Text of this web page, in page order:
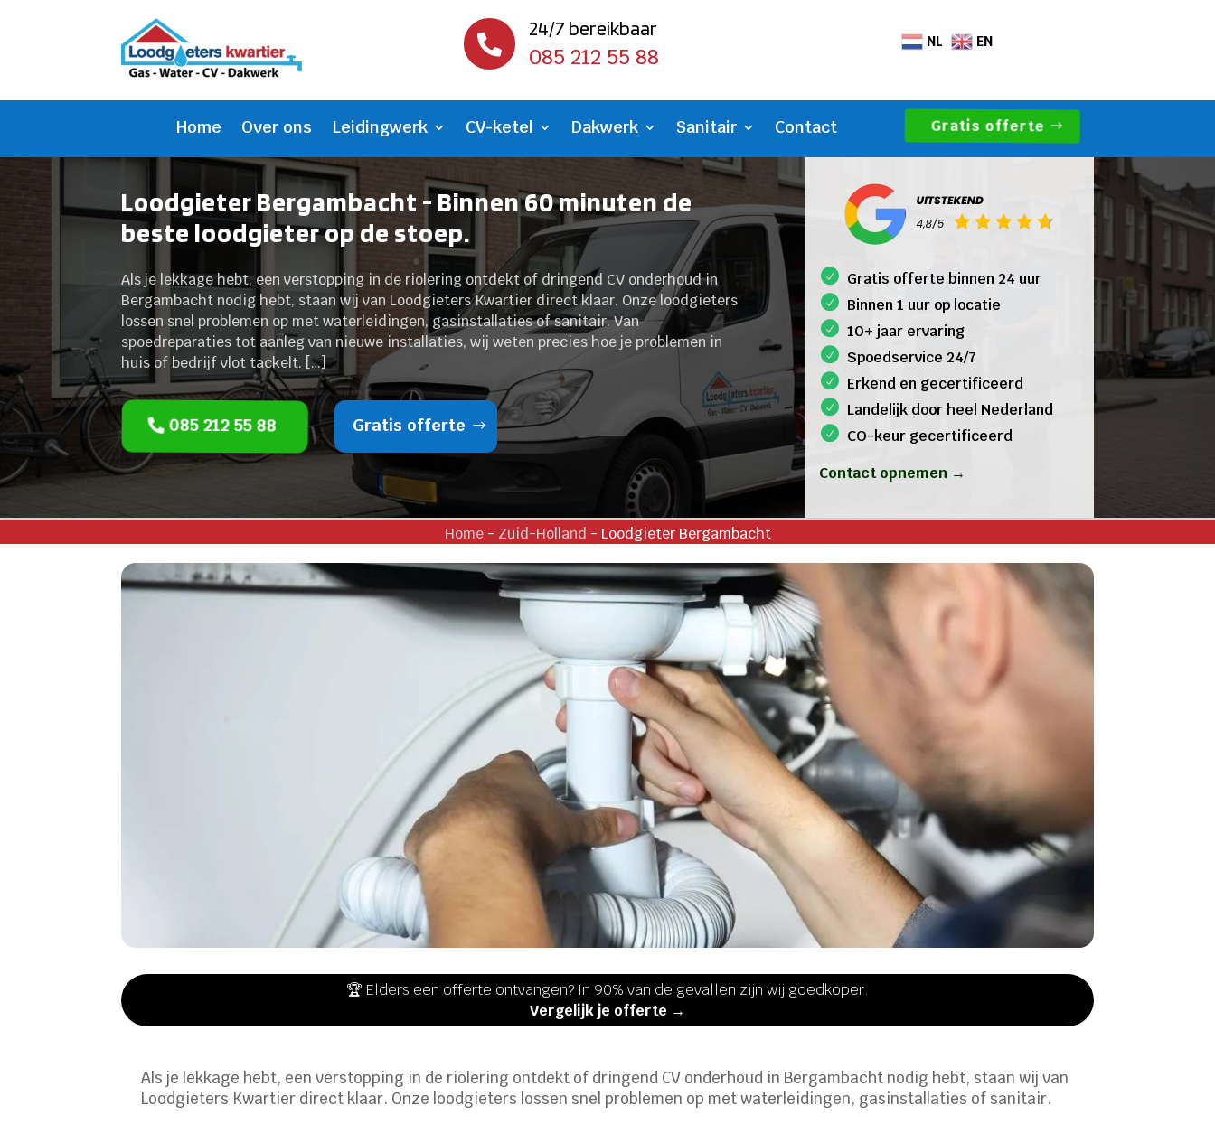

24/7 bereikbaar
085 212 55 88
NL EN
Home Over ons Leidingwerk CV-ketel Dakwerk Sanitair Contact Gratis offerte
Loodgieter Bergambacht - Binnen 60 minuten de
beste loodgieter op de stoep.
Als je lekkage hebt, een verstopping in de riolering ontdekt of dringend CV onderhoud in
Bergambacht nodig hebt, staan wij van Loodgieters Kwartier direct klaar. Onze loodgieters
lossen snel problemen op met waterleidingen, gasinstallaties of sanitair. Van
spoedreparaties tot aanleg van nieuwe installaties, wij weten precies hoe je problemen in
huis of bedrijf vlot tackelt. […]
085 212 55 88 Gratis offerte
Gratis offerte binnen 24 uur
Binnen 1 uur op locatie
10+ jaar ervaring
Spoedservice 24/7
Erkend en gecertificeerd
Landelijk door heel Nederland
CO-keur gecertificeerd
Contact opnemen →
Home- Zuid-Holland - Loodgieter Bergambacht
🏆 Elders een offerte ontvangen? In 90% van de gevallen zijn wij goedkoper.
Vergelijk je offerte →
Als je lekkage hebt, een verstopping in de riolering ontdekt of dringend CV onderhoud in Bergambacht nodig hebt, staan wij van
Loodgieters Kwartier direct klaar. Onze loodgieters lossen snel problemen op met waterleidingen, gasinstallaties of sanitair.